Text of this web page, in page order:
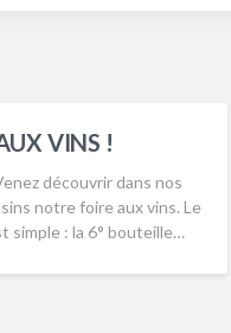
VINS !
découvrir dans nos
notre foire aux vins. Le
simple : la 6° bouteille…